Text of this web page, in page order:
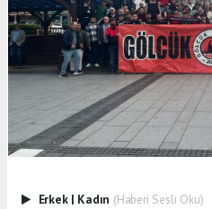
Erkek | Kadın (Haberi Sesli Oku)